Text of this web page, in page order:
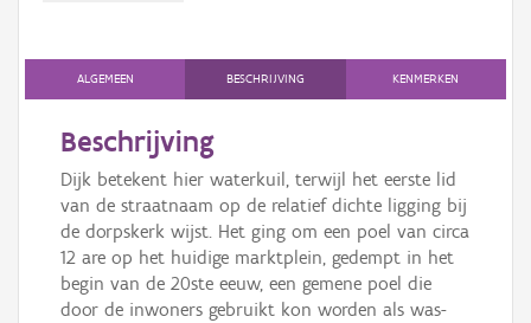
AanmeldenALGEMEEN BESCHRIJVING KENMERKEN
Beschrijving
Dijk betekent hier waterkuil, terwijl het eerste lid
van de straatnaam op de relatief dichte ligging bij
de dorpskerk wijst. Het ging om een poel van circa
12 are op het huidige marktplein, gedempt in het
begin van de 20ste eeuw, een gemene poel die
door de inwoners gebruikt kon worden als was-